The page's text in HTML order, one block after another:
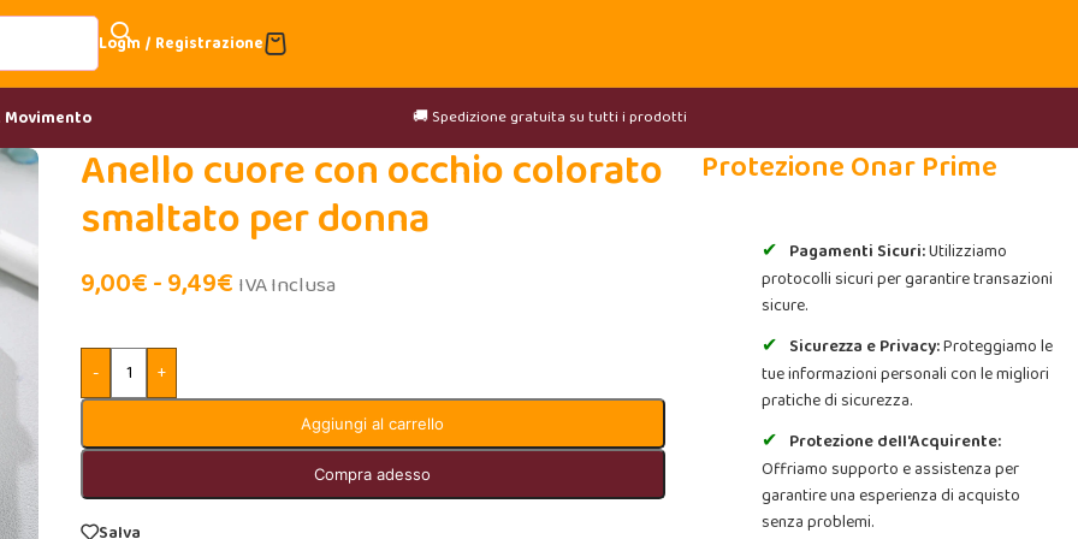
Login / Registrazione
Movimento 🚚 Spedizione gratuita su tutti i prodotti
Anello cuore con occhio colorato
smaltato per donna
9,00€-9,49€ IVA Inclusa
- +
Aggiungi al carrello
Compra adesso
Salva
Protezione Onar Prime
Pagamenti Sicuri:Utilizziamo
protocolli sicuri per garantire transazioni
sicure.
Sicurezza e Privacy:Proteggiamo le
tue informazioni personali con le migliori
pratiche di sicurezza.
Protezione dell'Acquirente:
Offriamo supporto e assistenza per
garantire una esperienza di acquisto
senza problemi.